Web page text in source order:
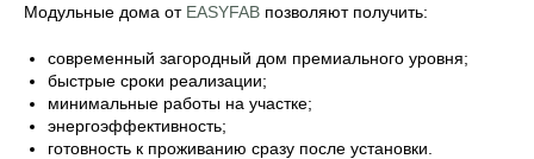
Модульные дома от EASYFAB позволяют получить:
современный загородный дом премиального уровня;
быстрые сроки реализации;
минимальные работы на участке;
энергоэффективность;
готовность к проживанию сразу после установки.